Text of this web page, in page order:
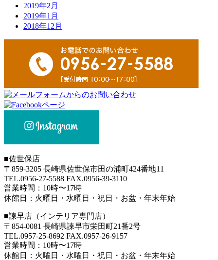
2019年2月
2019年1月
2018年12月
■佐世保店
〒859-3205 長崎県佐世保市田の浦町424番地11
TEL.0956-27-5588 FAX.0956-39-3110
営業時間：10時〜17時
休館日：火曜日・水曜日・祝日・お盆・年末年始
■諫早店（インテリア専門店）
〒854-0081 長崎県諫早市栄田町21番2号
TEL.0957-25-8692 FAX.0957-26-9157
営業時間：10時〜17時
休館日：火曜日・水曜日・祝日・お盆・年末年始